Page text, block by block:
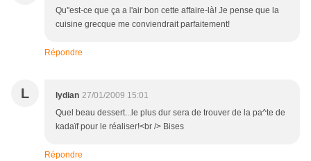
Qu''est-ce que ça a l'air bon cette affaire-là! Je pense que la
cuisine grecque me conviendrait parfaitement!
Répondre
L lydian 27/01/2009 15:01
Quel beau dessert...le plus dur sera de trouver de la pa^te de
kadaïf pour le réaliser!<br /> Bises
Répondre